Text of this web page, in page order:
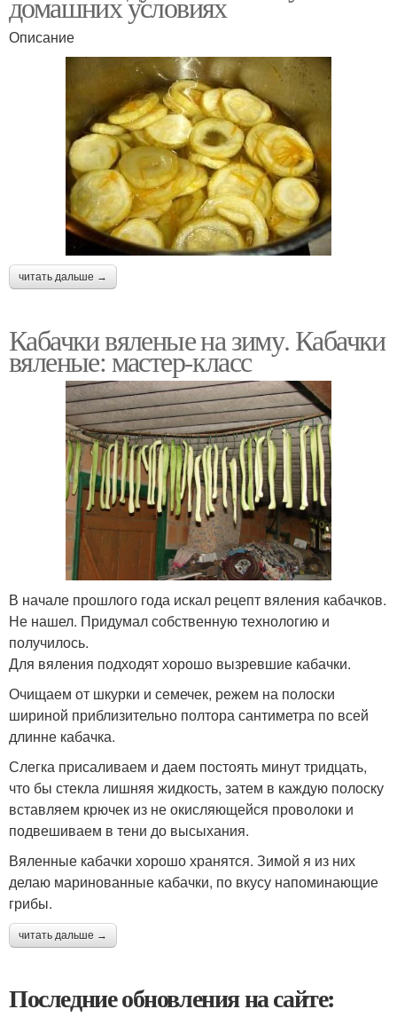
Описание
читать дальше →
Кабачки вяленые на зиму. Кабачки
вяленые: мастер-класс
В начале прошлого года искал рецепт вяления кабачков.
Не нашел. Придумал собственную технологию и
получилось.
Для вяления подходят хорошо вызревшие кабачки.
Очищаем от шкурки и семечек, режем на полоски
шириной приблизительно полтора сантиметра по всей
длинне кабачка.
Слегка присаливаем и даем постоять минут тридцать,
что бы стекла лишняя жидкость, затем в каждую полоску
вставляем крючек из не окисляющейся проволоки и
подвешиваем в тени до высыхания.
Вяленные кабачки хорошо хранятся. Зимой я из них
делаю маринованные кабачки, по вкусу напоминающие
грибы.
читать дальше →
Последние обновления на сайте: